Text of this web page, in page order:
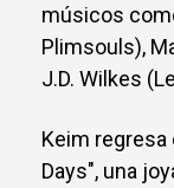
músicos
Plimsouls),
J.D. Wilkes
Keim
Days", una